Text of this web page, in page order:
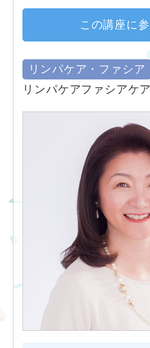
この講座に
リンパケア・ファシア
リンパケアファシアケ